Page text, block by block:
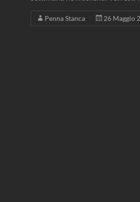
Penna Stanca 26 Maggio